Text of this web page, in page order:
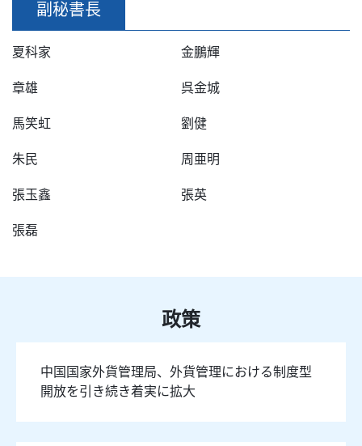
副秘書長
夏科家 金鵬輝
章雄 呉金城
馬笑虹 劉健
朱民 周亜明
張玉鑫 張英
張磊
政策
中国国家外貨管理局、外貨管理における制度型
開放を引き続き着実に拡大